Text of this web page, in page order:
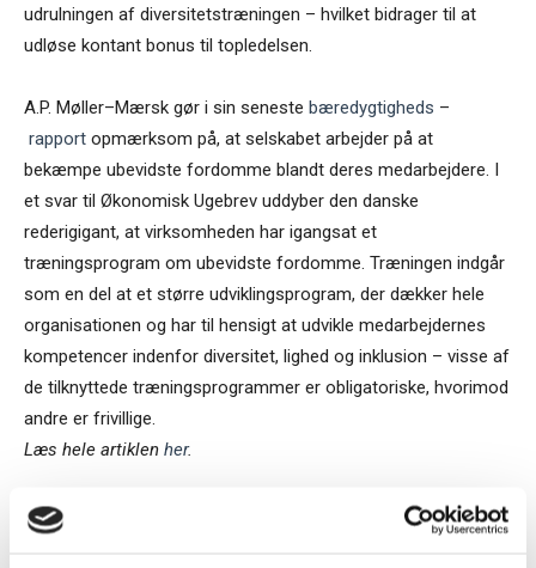
udrulningen af diversitetstræningen – hvilket bidrager til at
udløse kontant bonus til topledelsen.
A.P. Møller–Mærsk gør i sin seneste bæredygtigheds –
rapport opmærksom på, at selskabet arbejder på at
bekæmpe ubevidste fordomme blandt deres medarbejdere. I
et svar til Økonomisk Ugebrev uddyber den danske
rederigigant, at virksomheden har igangsat et
træningsprogram om ubevidste fordomme. Træningen indgår
som en del at et større udviklingsprogram, der dækker hele
organisationen og har til hensigt at udvikle medarbejdernes
kompetencer indenfor diversitet, lighed og inklusion – visse af
de tilknyttede træningsprogrammer er obligatoriske, hvorimod
andre er frivillige.
Læs hele artiklen her.
Claus Strue Frederiksen